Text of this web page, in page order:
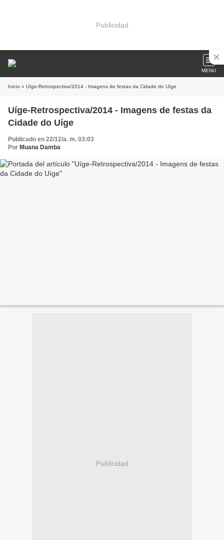
Publicidad
MENU
Inicio » Uíge-Retrospectiva/2014 - Imagens de festas da Cidade do Uíge
Uíge-Retrospectiva/2014 - Imagens de festas da
Cidade do Uíge
Publicado en 22/12/a. m. 03:03
Por Muana Damba
Publicidad